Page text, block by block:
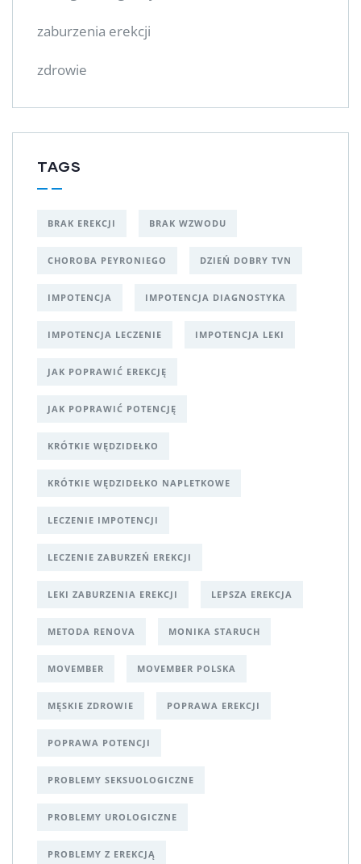
zaburzenia erekcji
zdrowie
TAGS
BRAK EREKCJI BRAK WZWODU
CHOROBA PEYRONIEGO DZIEŃ DOBRY TVN
IMPOTENCJA IMPOTENCJA DIAGNOSTYKA
IMPOTENCJA LECZENIE IMPOTENCJA LEKI
JAK POPRAWIĆ EREKCJĘ
JAK POPRAWIĆ POTENCJĘ
KRÓTKIE WĘDZIDEŁKO
KRÓTKIE WĘDZIDEŁKO NAPLETKOWE
LECZENIE IMPOTENCJI
LECZENIE ZABURZEŃ EREKCJI
LEKI ZABURZENIA EREKCJI LEPSZA EREKCJA
METODA RENOVA MONIKA STARUCH
MOVEMBER MOVEMBER POLSKA
MĘSKIE ZDROWIE POPRAWA EREKCJI
POPRAWA POTENCJI
PROBLEMY SEKSUOLOGICZNE
PROBLEMY UROLOGICZNE
PROBLEMY Z EREKCJĄ